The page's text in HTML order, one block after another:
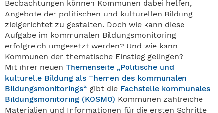
Beobachtungen können Kommunen dabei helfen,
Angebote der politischen und kulturellen Bildung
zielgerichtet zu gestalten. Doch wie kann diese
Aufgabe im kommunalen Bildungsmonitoring
erfolgreich umgesetzt werden? Und wie kann
Kommunen der thematische Einstieg gelingen?
Mit ihrer neuen Themenseite „Politische und
kulturelle Bildung als Themen des kommunalen
Bildungsmonitorings“ gibt die Fachstelle kommunales
Bildungsmonitoring (KOSMO) Kommunen zahlreiche
Materialien und Informationen für die ersten Schritte